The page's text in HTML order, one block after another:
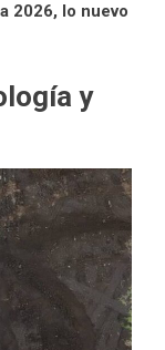
2026, lo nuevo
y